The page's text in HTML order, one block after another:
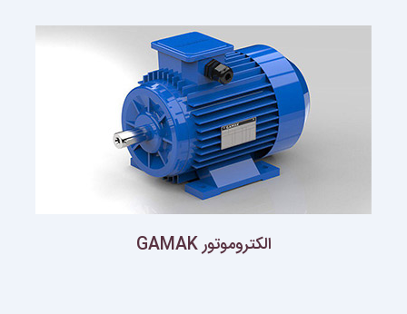
الکتروموتور GAMAK